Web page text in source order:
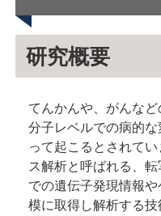
研究概要
てんかんや、がんな
分子レベルでの病的
って起こるとされて
ス解析と呼ばれる、
での遺伝子発現情報
模に取得し解析する